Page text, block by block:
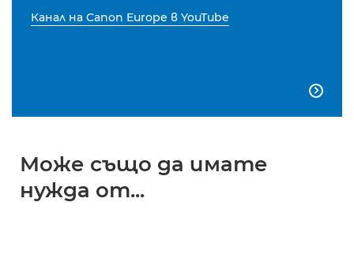
Канал на Canon Europe в YouTube

Може също да имате
нужда от...